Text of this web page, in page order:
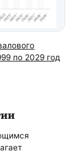
по 2029 год